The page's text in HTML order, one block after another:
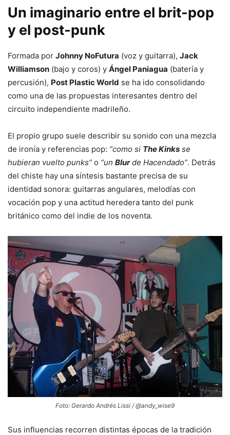
Un imaginario entre el brit-pop
y el post-punk
Formada por Johnny NoFutura (voz y guitarra), Jack
Williamson (bajo y coros) y Ángel Paniagua (batería y
percusión), Post Plastic World se ha ido consolidando
como una de las propuestas interesantes dentro del
circuito independiente madrileño.
El propio grupo suele describir su sonido con una mezcla
de ironía y referencias pop: “como si The Kinks se
hubieran vuelto punks” o “un Blurde Hacendado”. Detrás
del chiste hay una síntesis bastante precisa de su
identidad sonora: guitarras angulares, melodías con
vocación pop y una actitud heredera tanto del punk
británico como del indie de los noventa.
Foto: Gerardo Andrés Lissi / @andy_wise9
Sus influencias recorren distintas épocas de la tradición